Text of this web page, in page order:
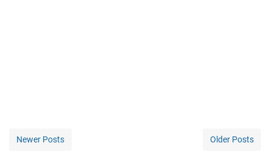
Newer Posts Older Posts